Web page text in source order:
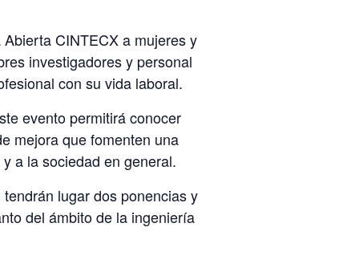
CINTECX a mujeres y
investigadores y personal
con su vida laboral.
evento permitirá conocer
mejora que fomenten una
a la sociedad en general.
lugar dos ponencias y
del ámbito de la ingeniería